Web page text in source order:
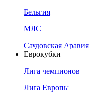
Бельгия
МЛС
Саудовская Аравия
Еврокубки
Лига чемпионов
Лига Европы